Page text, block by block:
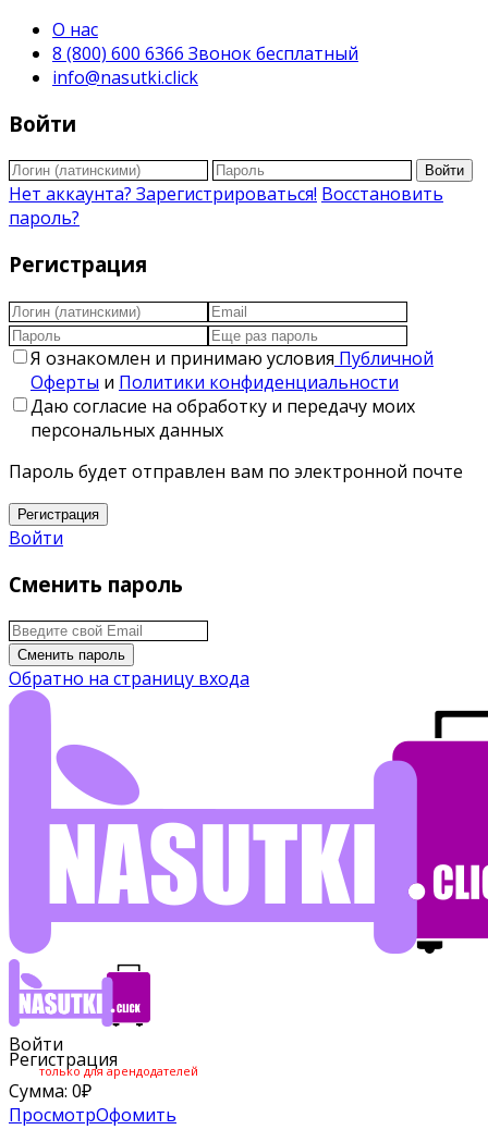
О нас
8 (800) 600 6366 Звонок бесплатный
info@nasutki.click
Войти
Войти
Нет аккаунта? Зарегистрироваться! Восстановить
пароль?
Регистрация
Я ознакомлен и принимаю условия Публичной
Оферты и Политики конфиденциальности
Даю согласие на обработку и передачу моих
персональных данных
Пароль будет отправлен вам по электронной почте
Регистрация
Войти
Сменить пароль
Сменить пароль
Обратно на страницу входа
Войти
Регистрация
только для арендодателей
Сумма: 0₽
ПросмотрОфомить